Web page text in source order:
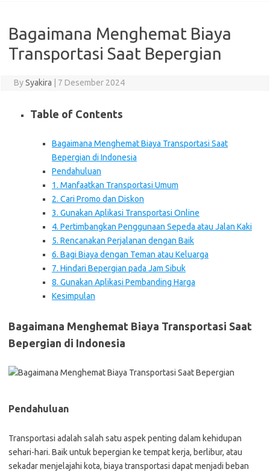
Bagaimana Menghemat Biaya
Transportasi Saat Bepergian
BySyakira 7 Desember 2024
Table of Contents
Bagaimana Menghemat Biaya Transportasi Saat
Bepergian di Indonesia
Pendahuluan
1. Manfaatkan Transportasi Umum
2. Cari Promo dan Diskon
3. Gunakan Aplikasi Transportasi Online
4. Pertimbangkan Penggunaan Sepeda atau Jalan Kaki
5. Rencanakan Perjalanan dengan Baik
6. Bagi Biaya dengan Teman atau Keluarga
7. Hindari Bepergian pada Jam Sibuk
8. Gunakan Aplikasi Pembanding Harga
Kesimpulan
Bagaimana Menghemat Biaya Transportasi Saat
Bepergian di Indonesia
Pendahuluan
Transportasi adalah salah satu aspek penting dalam kehidupan
sehari-hari. Baik untuk bepergian ke tempat kerja, berlibur, atau
sekadar menjelajahi kota, biaya transportasi dapat menjadi beban